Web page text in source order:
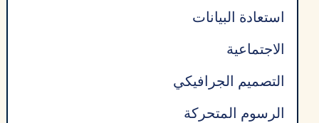
استعادة البيانات
الاجتماعية
التصميم الجرافيكي
الرسوم المتحركة